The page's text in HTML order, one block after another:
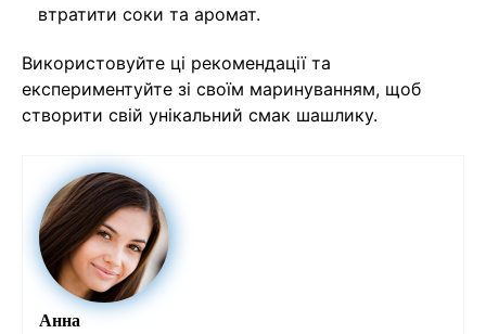
втратити соки та аромат.
Використовуйте ці рекомендації та
експериментуйте зі своїм маринуванням, щоб
створити свій унікальний смак шашлику.
Анна